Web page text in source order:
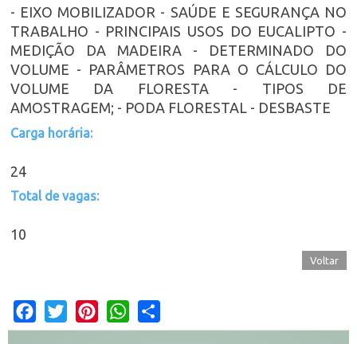
- EIXO MOBILIZADOR - SAÚDE E SEGURANÇA NO
TRABALHO - PRINCIPAIS USOS DO EUCALIPTO -
MEDIÇÃO DA MADEIRA - DETERMINADO DO
VOLUME - PARÂMETROS PARA O CÁLCULO DO
VOLUME DA FLORESTA - TIPOS DE
AMOSTRAGEM; - PODA FLORESTAL - DESBASTE
Carga horária:
24
Total de vagas:
10
Voltar
Facebook
Twitter PinterestWhatsApp